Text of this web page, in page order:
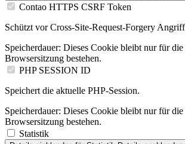
Contao HTTPS CSRF Token
Schützt vor Cross-Site-Request-Forgery
Speicherdauer: Dieses Cookie bleibt nur für
Browsersitzung bestehen.
PHP SESSION ID
Speichert die aktuelle PHP-Session.
Speicherdauer: Dieses Cookie bleibt nur für
Browsersitzung bestehen.
Statistik